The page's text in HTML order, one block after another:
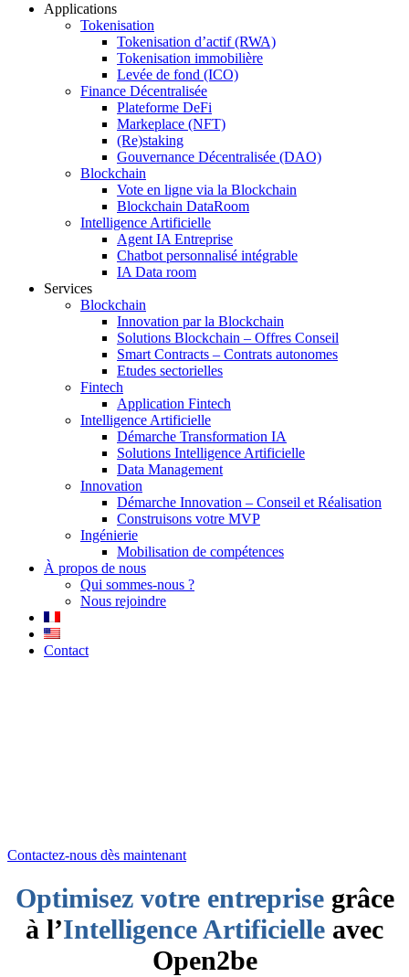
Applications
Tokenisation
Tokenisation d’actif (RWA)
Tokenisation immobilière
Levée de fond (ICO)
Finance Décentralisée
Plateforme DeFi
Markeplace (NFT)
(Re)staking
Gouvernance Décentralisée (DAO)
Blockchain
Vote en ligne via la Blockchain
Blockchain DataRoom
Intelligence Artificielle
Agent IA Entreprise
Chatbot personnalisé intégrable
IA Data room
Services
Blockchain
Innovation par la Blockchain
Solutions Blockchain – Offres Conseil
Smart Contracts – Contrats autonomes
Etudes sectorielles
Fintech
Application Fintech
Intelligence Artificielle
Démarche Transformation IA
Solutions Intelligence Artificielle
Data Management
Innovation
Démarche Innovation – Conseil et Réalisation
Construisons votre MVP
Ingénierie
Mobilisation de compétences
À propos de nous
Qui sommes-nous ?
Nous rejoindre
Contact
Contactez-nous dès maintenant
Optimisez votre entreprisegrâce
à l’Intelligence Artificielle avec
Open2be